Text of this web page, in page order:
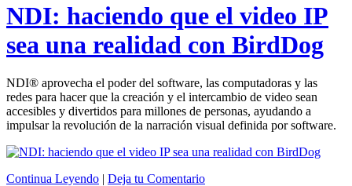
NDI: haciendo que el video IP
sea una realidad con BirdDog
NDI® aprovecha el poder del software, las computadoras y las
redes para hacer que la creación y el intercambio de video sean
accesibles y divertidos para millones de personas, ayudando a
impulsar la revolución de la narración visual definida por software.
Continua Leyendo | Deja tu Comentario